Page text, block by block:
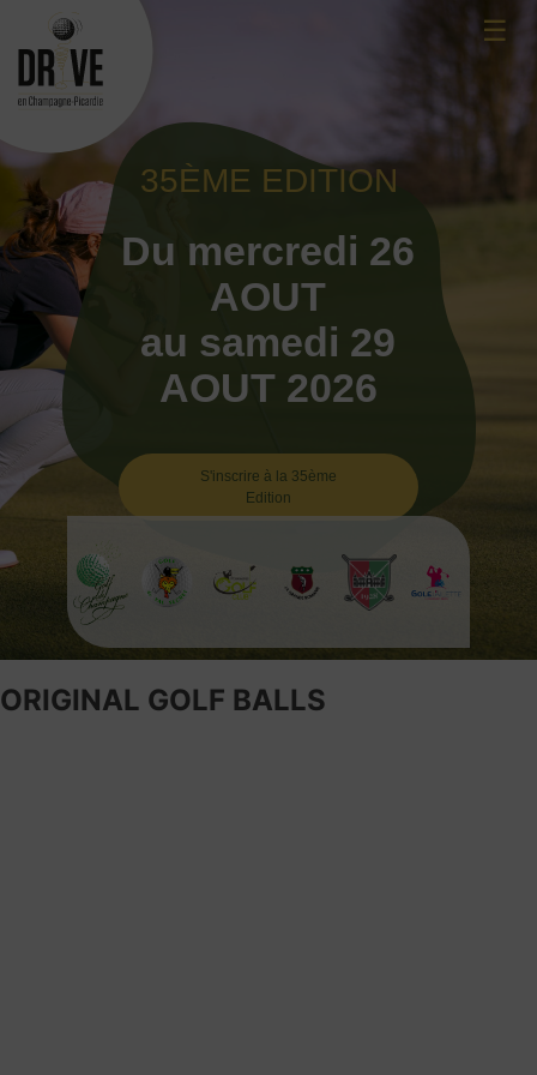
content
☰
35ÈME EDITION
Du mercredi 26
AOUT
au samedi 29
AOUT 2026
S'inscrire à la 35ème
Edition
ORIGINAL GOLF BALLS